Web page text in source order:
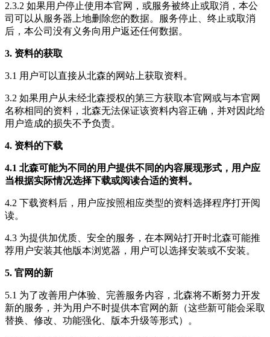
2.3.2 如果用户停止使用本官网，或服务被终止或取消，本公
司可以从服务器上地删除您的数据。服务停止、终止或取消
后，本公司没有义务向用户返还任何数据。
3. 资料的获取
3.1 用户可以直接从北森的网站上获取资料。
3.2 如果用户从未经北森授权的第三方获取本官网或与本官网
名称相同的资料，北森无法保证该资料内容正确，并对因此给
用户造成的损失不予负责。
4. 资料的下载
4.1 北森可能为不同的用户提供不同的内容展现形式，用户应
当根据实际情况选择下载或阅读合适的资料。
4.2 下载资料后，用户应按照相应类型的资料选择程序打开阅
读。
4.3 为提供加优质、安全的服务，在本网站打开时北森可能推
荐用户安装其他版本浏览器，用户可以选择安装或不安装。
5. 官网的新
5.1 为了改善用户体验、完善服务内容，北森将不断努力开发
新的服务，并为用户不时提供本官网的新（这些新可能会采取
替换、修改、功能强化、版本升级等形式）。